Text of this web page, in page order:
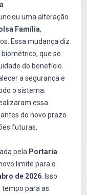
uma alteração
Família,
Essa mudança diz
que se
do benefício.
a segurança e
o sistema.
essa
do novo prazo
futuras.
pela Portaria
limite para o
de 2026 . Isso
para as